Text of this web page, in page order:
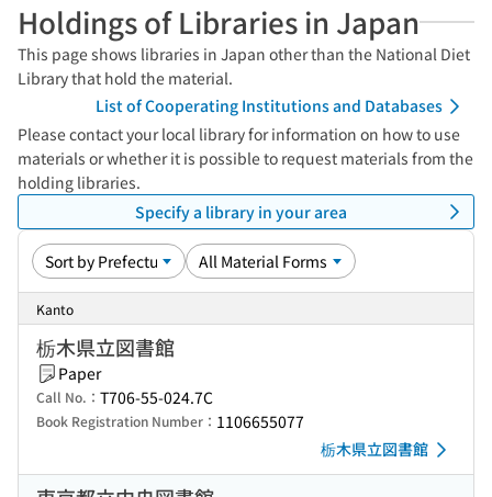
Holdings of Libraries in Japan
This page shows libraries in Japan other than the National Diet
Library that hold the material.
List of Cooperating Institutions and Databases
Please contact your local library for information on how to use
materials or whether it is possible to request materials from the
holding libraries.
Specify a library in your area
Kanto
栃木県立図書館
Paper
Call No.： T706-55-024.7C
Book Registration Number： 1106655077
栃木県立図書館